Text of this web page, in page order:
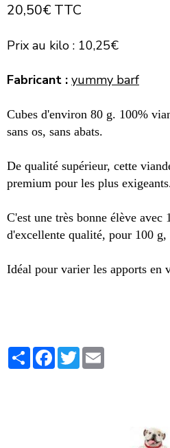
20,50€ TTC
Prix au kilo : 10,25€
Fabricant : yummy barf
Cubes d'environ 80 g. 100%
sans os, sans abats.
De qualité supérieur, cette
premium pour les plus
C'est une très bonne élève avec
d'excellente qualité, pour 100 g,
Idéal pour varier les apports en
PartagerFacebook
Twitter